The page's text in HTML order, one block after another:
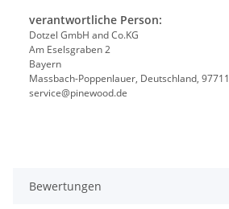
verantwortliche Person:
Dotzel GmbH and Co.KG
Am Eselsgraben 2
Bayern
Massbach-Poppenlauer, Deutschland, 97711
service@pinewood.de
Bewertungen